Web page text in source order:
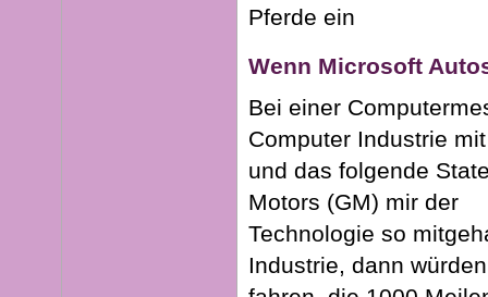
Pferde ein
Wenn Microsoft
Bei einer
Computer Industrie
und das folgende
Motors (GM) mir der
Technologie so
Industrie, dann